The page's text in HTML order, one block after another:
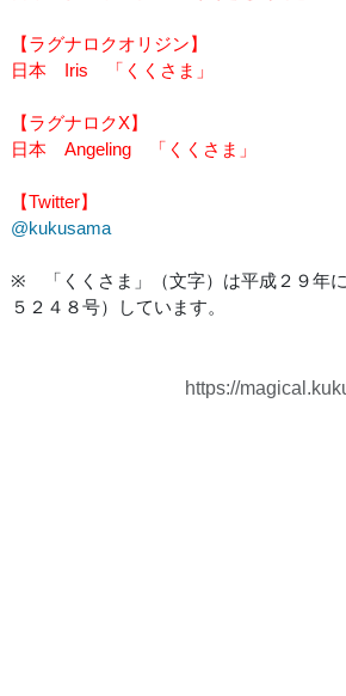
【ラグナロクオリジン】
日本 Iris 「くくさま」
【ラグナロクX】
日本 Angeling 「くくさま」
【Twitter】
@kukusama
※ 「くくさま」（文字）は平成２９年
５２４８号）しています。
https://